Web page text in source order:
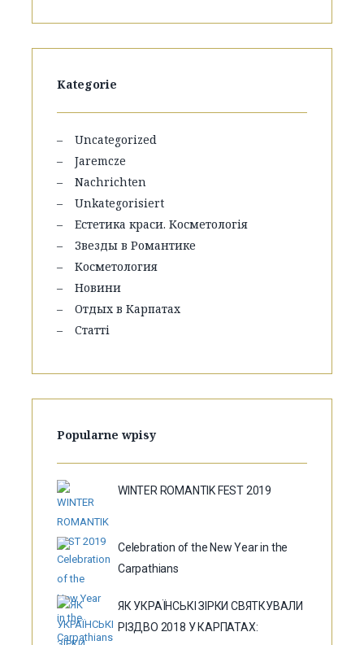
Kategorie
Uncategorized
Jaremcze
Nachrichten
Unkategorisiert
Естетика краси. Косметологія
Звезды в Романтике
Косметология
Новини
Отдых в Карпатах
Статті
Popularne wpisy
WINTER ROMANTIK FEST 2019
Celebration of the New Year in the
Carpathians
ЯК УКРАЇНСЬКІ ЗІРКИ СВЯТКУВАЛИ
РІЗДВО 2018 У КАРПАТАХ: